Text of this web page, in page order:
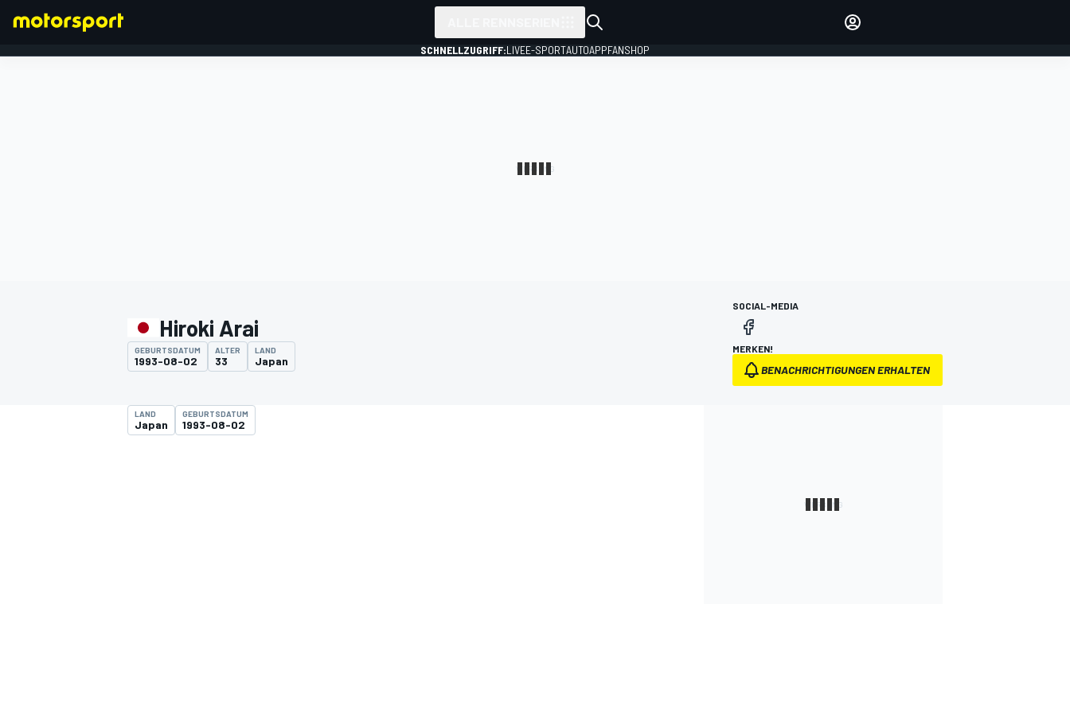
EINLOGGEN
SCHNELLZUGRIFF:LIVEE-SPORTAUTOAPPFANSHOP
Hiroki Arai
GEBURTSDATUM
1993-08-02
ALTER
33
LAND
Japan
SOCIAL-MEDIA
MERKEN!
BENACHRICHTIGUNGEN ERHALTEN
LAND
Japan
GEBURTSDATUM
1993-08-02